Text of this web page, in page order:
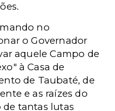
no
o Governador
aquele Campo de
à Casa de
de Taubaté, de
e as raízes do
tantas lutas